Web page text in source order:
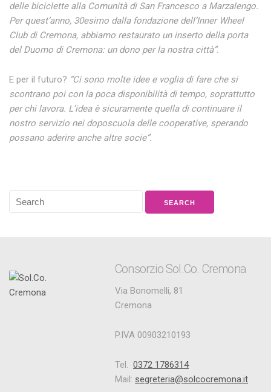
delle biciclette alla Comunità di San Francesco a Marzalengo.
Per quest’anno, 30esimo dalla fondazione dell’Inner Wheel
Club di Cremona, abbiamo restaurato un inserto della porta
del Duomo di Cremona: un dono per la nostra città”.
E per il futuro? “Ci sono molte idee e voglia di fare che si
scontrano poi con la poca disponibilità di tempo, soprattutto
per chi lavora. L’idea è sicuramente quella di continuare il
nostro servizio nei doposcuola delle cooperative, sperando
possano aderire anche altre socie”.
Consorzio Sol.Co. Cremona
Via Bonomelli, 81
Cremona
P.IVA 00903210193
Tel. 0372 1786314
Mail: segreteria@solcocremona.it